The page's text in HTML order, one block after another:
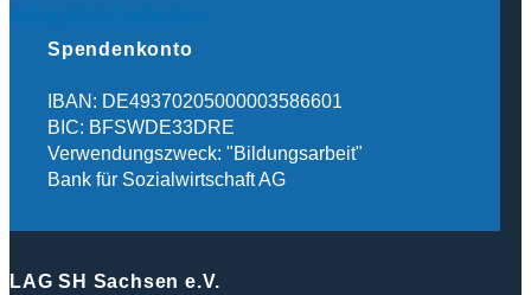
Spendenkonto
IBAN: DE49370205000003586601
BIC: BFSWDE33DRE
Verwendungszweck: "Bildungsarbeit"
Bank für Sozialwirtschaft AG
LAG SH Sachsen e.V.